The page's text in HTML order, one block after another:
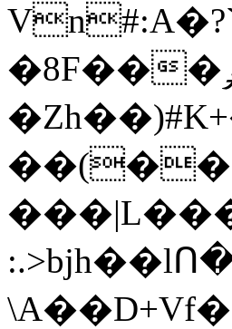
�8F���ݛ��*\��U��S
��(��